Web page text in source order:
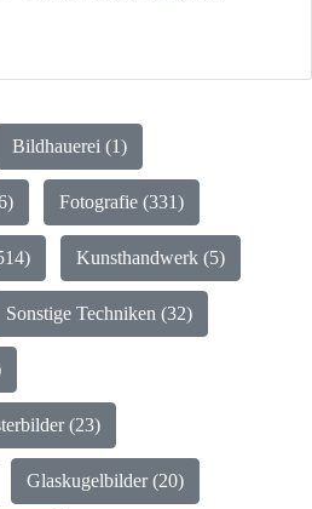
Bildhauerei (1)
Fotografie (331)
Kunsthandwerk (5)
Sonstige Techniken (32)
(23)
Glaskugelbilder (20)